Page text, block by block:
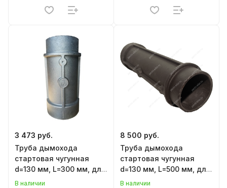
3 473 руб.
Труба дымохода
стартовая чугунная
d=130 мм, L=300 мм, для
печей ЛИТКОМ
В наличии
8 500 руб.
Труба дымохода
стартовая чугунная
d=130 мм, L=500 мм, для
печей СИБИРЬ
В наличии